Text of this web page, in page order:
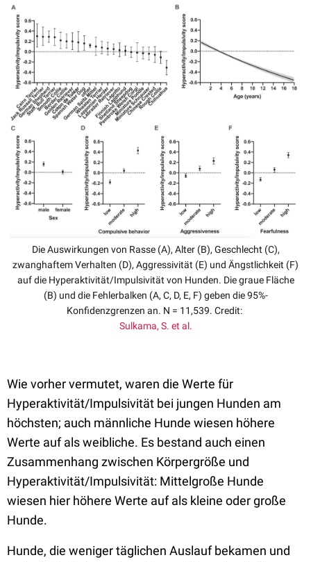
Die Auswirkungen von Rasse (A), Alter (B), Geschlecht (C),
zwanghaftem Verhalten (D), Aggressivität (E) und Ängstlichkeit (F)
auf die Hyperaktivität/Impulsivität von Hunden. Die graue Fläche
(B) und die Fehlerbalken (A, C, D, E, F) geben die 95%-
Konfidenzgrenzen an. N = 11,539. Credit:
Sulkama, S. et al.
Wie vorher vermutet, waren die Werte für
Hyperaktivität/Impulsivität bei jungen Hunden am
höchsten; auch männliche Hunde wiesen höhere
Werte auf als weibliche. Es bestand auch einen
Zusammenhang zwischen Körpergröße und
Hyperaktivität/Impulsivität: Mittelgroße Hunde
wiesen hier höhere Werte auf als kleine oder große
Hunde.
Hunde, die weniger täglichen Auslauf bekamen und